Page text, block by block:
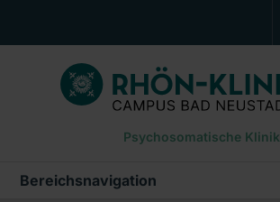
PATIENTEN UND ANGEHÖRIGE
BEHANDLUNGSANGEBOT
BERUF UND KARRIERE
PRESSE
Psychosomatische Klinik
Bereichsnavigation
Pressemeldungen